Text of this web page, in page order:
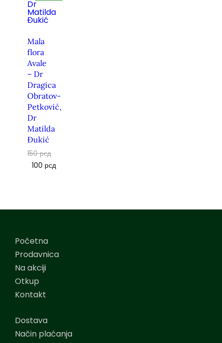
Mala
flora
Avale
– Dr
Dragica
Obratov-
Petković,
Dr
Matilda
Đukić
150рсд
100 рсд
Početna
Prodavnica
Na akciji
Otkup
Kontakt
Dostava
Način plaćanja